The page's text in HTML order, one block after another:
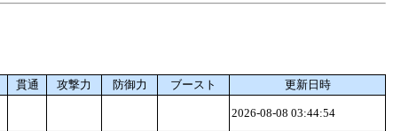
貫通 攻撃力 防御力 ブースト
更新日時
2026-08-08 03:44:54